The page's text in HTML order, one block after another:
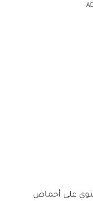
يحتوي على أحماض